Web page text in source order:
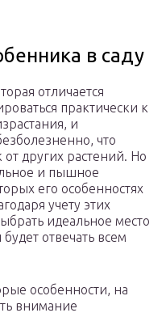
в саду
отличается
практически к
и
что
других растений. Но
и пышное
его особенностях
учету этих
идеальное место
отвечать всем
особенности, на
внимание